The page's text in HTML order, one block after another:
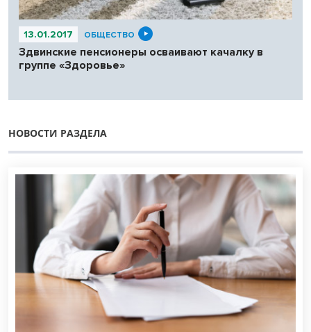
13.01.2017 ОБЩЕСТВО
Здвинские пенсионеры осваивают качалку в
группе «Здоровье»
НОВОСТИ РАЗДЕЛА